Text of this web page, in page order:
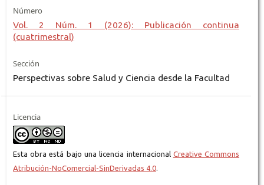
Número
Vol. 2 Núm. 1 (2026): Publicación continua
(cuatrimestral)
Sección
Perspectivas sobre Salud y Ciencia desde la Facultad
Licencia
Esta obra está bajo una licencia internacional Creative Commons
Atribución-NoComercial-SinDerivadas 4.0.